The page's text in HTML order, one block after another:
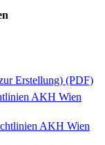
Erstellung) (PDF)
AKH Wien
AKH Wien